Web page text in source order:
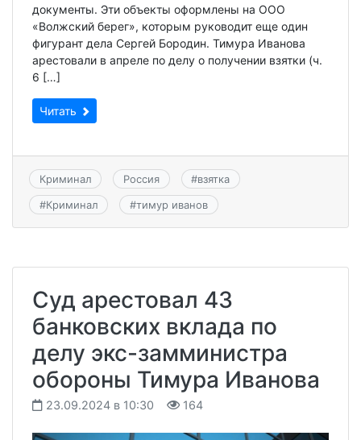
документы. Эти объекты оформлены на ООО
«Волжский берег», которым руководит еще один
фигурант дела Сергей Бородин. Тимура Иванова
арестовали в апреле по делу о получении взятки (ч.
6 […]
Читать
Криминал Россия #взятка
#Криминал #тимур иванов
Суд арестовал 43
банковских вклада по
делу экс-замминистра
обороны Тимура Иванова
23.09.2024 в 10:30 164